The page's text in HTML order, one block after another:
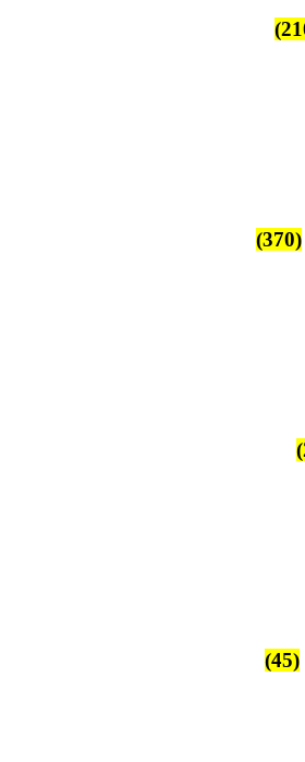
(370)
(45)